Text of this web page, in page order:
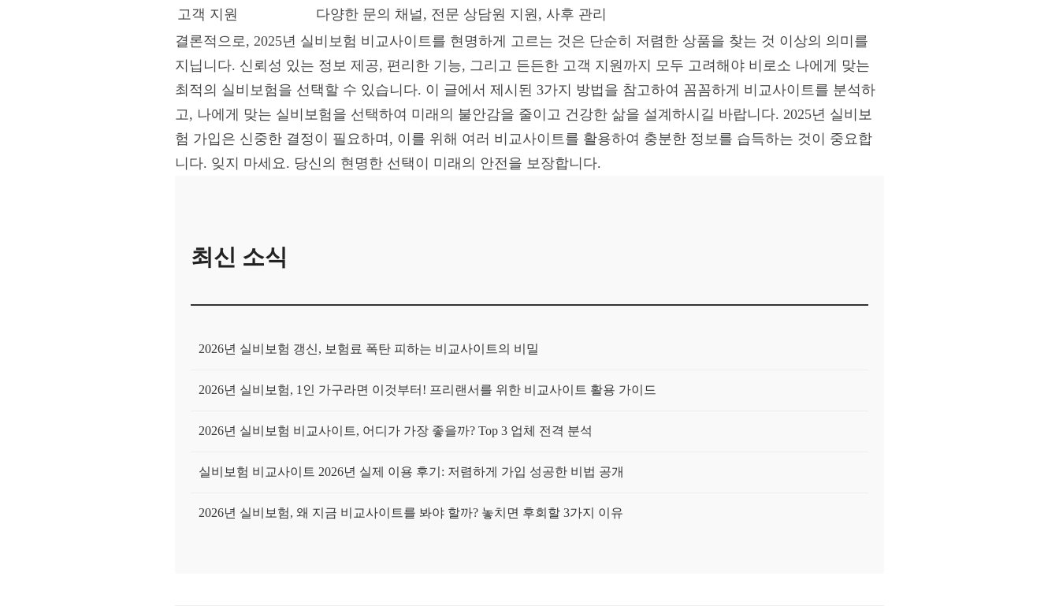
고객 지원
다양한 문의 채널, 전문 상담원 지원, 사후 관리
결론적으로, 2025년 실비보험 비교사이트를 현명하게 고르는 것은 단순히 저렴한 상품을 찾는 것 이상의 의미를
지닙니다. 신뢰성 있는 정보 제공, 편리한 기능, 그리고 든든한 고객 지원까지 모두 고려해야 비로소 나에게 맞는
최적의 실비보험을 선택할 수 있습니다. 이 글에서 제시된 3가지 방법을 참고하여 꼼꼼하게 비교사이트를 분석하
고, 나에게 맞는 실비보험을 선택하여 미래의 불안감을 줄이고 건강한 삶을 설계하시길 바랍니다. 2025년 실비보
험 가입은 신중한 결정이 필요하며, 이를 위해 여러 비교사이트를 활용하여 충분한 정보를 습득하는 것이 중요합
니다. 잊지 마세요. 당신의 현명한 선택이 미래의 안전을 보장합니다.
최신 소식
2026년 실비보험 갱신, 보험료 폭탄 피하는 비교사이트의 비밀
2026년 실비보험, 1인 가구라면 이것부터! 프리랜서를 위한 비교사이트 활용 가이드
2026년 실비보험 비교사이트, 어디가 가장 좋을까? Top 3 업체 전격 분석
실비보험 비교사이트 2026년 실제 이용 후기: 저렴하게 가입 성공한 비법 공개
2026년 실비보험, 왜 지금 비교사이트를 봐야 할까? 놓치면 후회할 3가지 이유